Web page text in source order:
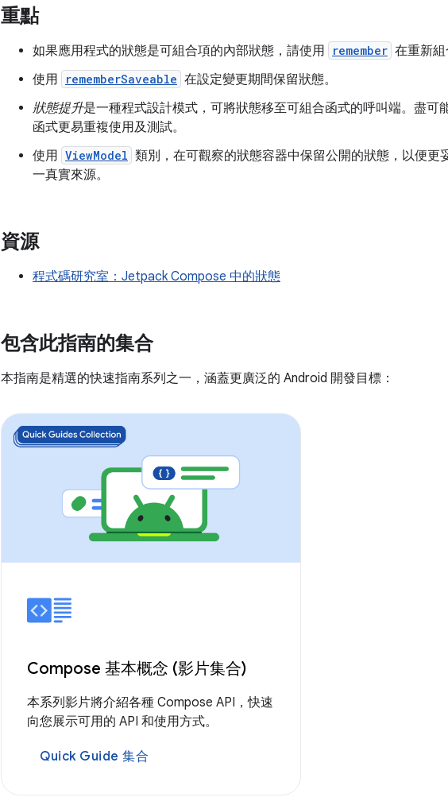
重點
如果應用程式的狀態是可組合項的內部狀態，請使用 remember 在重新組
使用
rememberSaveable 在設定變更期間保留狀態。
狀態提升是一種程式設計模式，可將狀態移至可組合函式的呼叫端。盡可
函式更易重複使用及測試。
使用 ViewModel 類別，在可觀察的狀態容器中保留公開的狀態，以便更
一真實來源。
資源
程式碼研究室：Jetpack Compose 中的狀態
包含此指南的集合
本指南是精選的快速指南系列之一，涵蓋更廣泛的 Android 開發目標：
Compose 基本概念 (影片集合)
本系列影片將介紹各種 Compose API，快速
向您展示可用的 API 和使用方式。
Quick Guide 集合